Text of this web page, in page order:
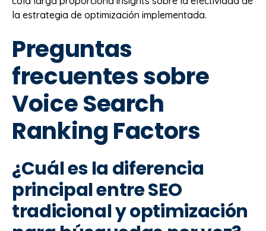
la estrategia de optimización implementada.
Preguntas
frecuentes sobre
Voice Search
Ranking Factors
¿Cuál es la diferencia
principal entre SEO
tradicional y optimización